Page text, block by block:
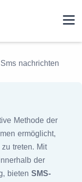
Sms nachrichten
Methode der
ermöglicht,
treten. Mit
der
bieten SMS-